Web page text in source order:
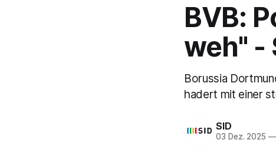
BVB:
weh" -
Borussia
hadert mit einer
SID
03 Dez. 2025 —